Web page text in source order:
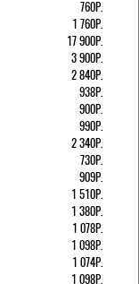
760Р.
1 760Р.
17 900Р.
3 900Р.
2 840Р.
938Р.
900Р.
990Р.
2 340Р.
730Р.
909Р.
1 510Р.
1 380Р.
1 078Р.
1 098Р.
1 074Р.
1 098Р.